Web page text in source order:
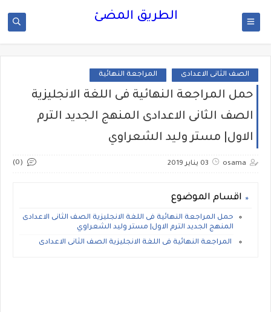
الطريق المضئ
الصف الثانى الاعدادى المراجعة النهائية
حمل المراجعة النهائية فى اللغة الانجليزية
الصف الثانى الاعدادى المنهج الجديد الترم
الاول| مستر وليد الشعراوي
osama 03 يناير 2019 (0)
اقسام الموضوع
حمل المراجعة النهائية فى اللغة الانجليزية الصف الثانى الاعدادى
المنهج الجديد الترم الاول| مستر وليد الشعراوي
المراجعة النهائية فى اللغة الانجليزية الصف الثانى الاعدادى